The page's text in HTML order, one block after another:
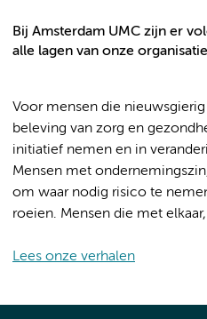
Bij Amsterdam UMC zijn er
alle lagen van onze
Voor mensen die
beleving van zorg en
initiatief nemen en in
Mensen met
om waar nodig risico te
roeien. Mensen die met
Lees onze verhalen